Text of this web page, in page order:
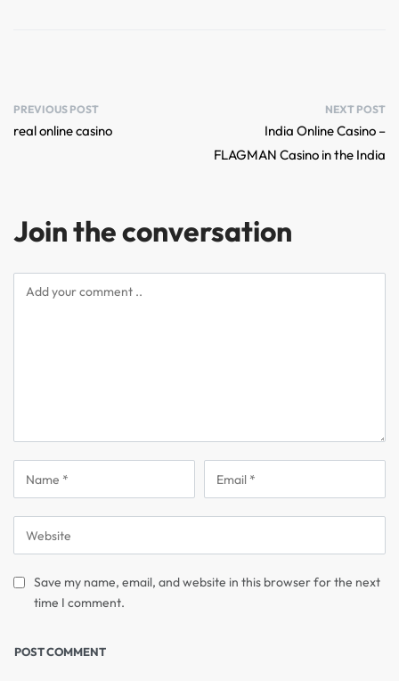
PREVIOUS POST
real online casino
NEXT POST
India Online Casino –
FLAGMAN Casino in the India
Join the conversation
Save my name, email, and website in this browser for the next
time I comment.